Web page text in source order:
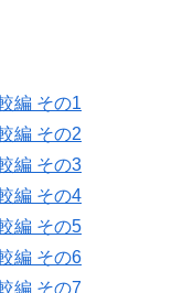
編 その1
編 その2
編 その3
編 その4
編 その5
編 その6
編 その7